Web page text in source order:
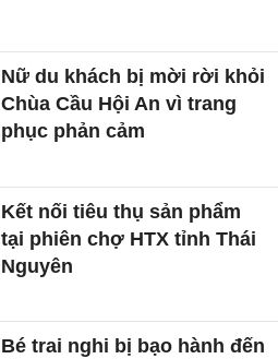
Nữ du khách bị mời rời khỏi
Chùa Cầu Hội An vì trang
phục phản cảm
Kết nối tiêu thụ sản phẩm
tại phiên chợ HTX tỉnh Thái
Nguyên
Bé trai nghi bị bạo hành đến